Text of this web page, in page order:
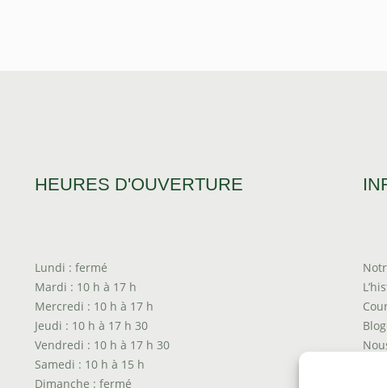
HEURES D'OUVERTURE
Lundi : fermé
Mardi : 10 h à 17 h
Mercredi : 10 h à 17 h
Jeudi : 10 h à 17 h 30
Vendredi : 10 h à 17 h 30
Samedi : 10 h à 15 h
Dimanche : fermé